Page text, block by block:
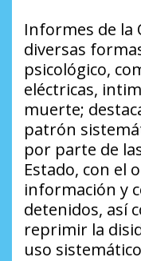
Informes de la
diversas
psicológico,
eléctricas,
muerte;
patrón
por parte de
Estado, con el
información y
detenidos, así
reprimir la
uso